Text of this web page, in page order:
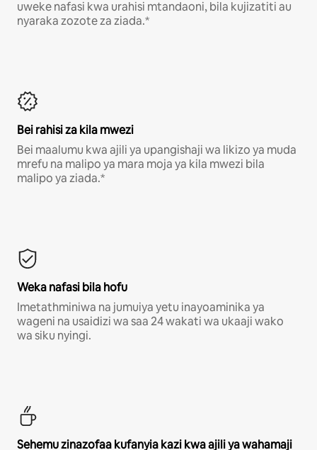
uweke nafasi kwa urahisi mtandaoni, bila kujizatiti au
nyaraka zozote za ziada.*
Bei rahisi za kila mwezi
Bei maalumu kwa ajili ya upangishaji wa likizo ya muda
mrefu na malipo ya mara moja ya kila mwezi bila
malipo ya ziada.*
Weka nafasi bila hofu
Imetathminiwa na jumuiya yetu inayoaminika ya
wageni na usaidizi wa saa 24 wakati wa ukaaji wako
wa siku nyingi.
Sehemu zinazofaa kufanyia kazi kwa ajili ya wahamaji